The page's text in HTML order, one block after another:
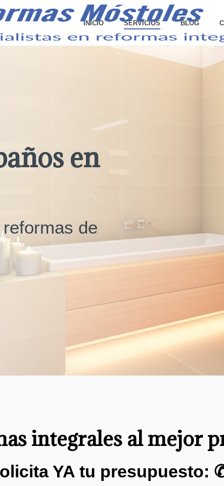
INICIO SERVICIOS BLOG
en
de
integrales al mejor
YA tu presupuesto: